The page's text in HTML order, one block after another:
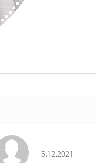
Hodnocení
5.12.2021